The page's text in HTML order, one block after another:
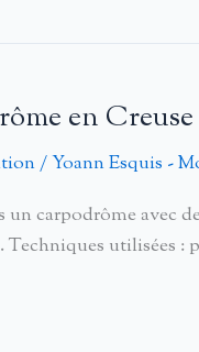
en Creuse
/Yoann Esquis -
un carpodrôme avec
Techniques utilisées